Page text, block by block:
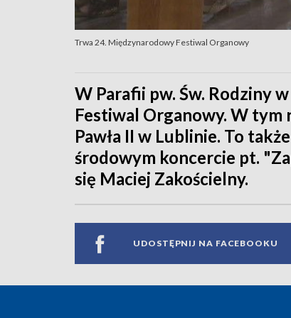
Trwa 24. Międzynarodowy Festiwal Organowy
W Parafii pw. Św. Rodziny
Festiwal Organowy. W tym
Pawła II w Lublinie. To
środowym koncercie pt.
się Maciej Zakościelny.
UDOSTĘPNIJ NA FACEBOOKU